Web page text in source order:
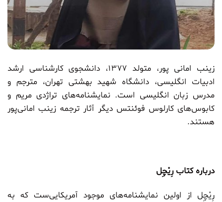
زینب امانی پور
، متولد ۱۳۷۷، دانشجوی کارشناسی ارشد
ادبیات انگلیسی، دانشگاه شهید بهشتی تهران، مترجم و
مدرس زبان انگلیسی است. نمایشنامه‌های تراژدی مریم و
کابوس‌های کارلوس فوئنتس دیگر آثار ترجمه زینب امانی‌پور
هستند.
درباره کتاب رِیْچِل
رِیْچِل از اولین نمایشنامه‌های موجود آمریکایی‌ست که به